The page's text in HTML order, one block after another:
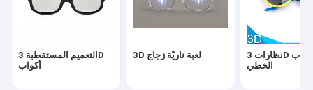
التعميم المستقطبة 3D
أكواب
3D لعبة ناريّة زجاج
نظارات 3D الاستقطاب
الخطي